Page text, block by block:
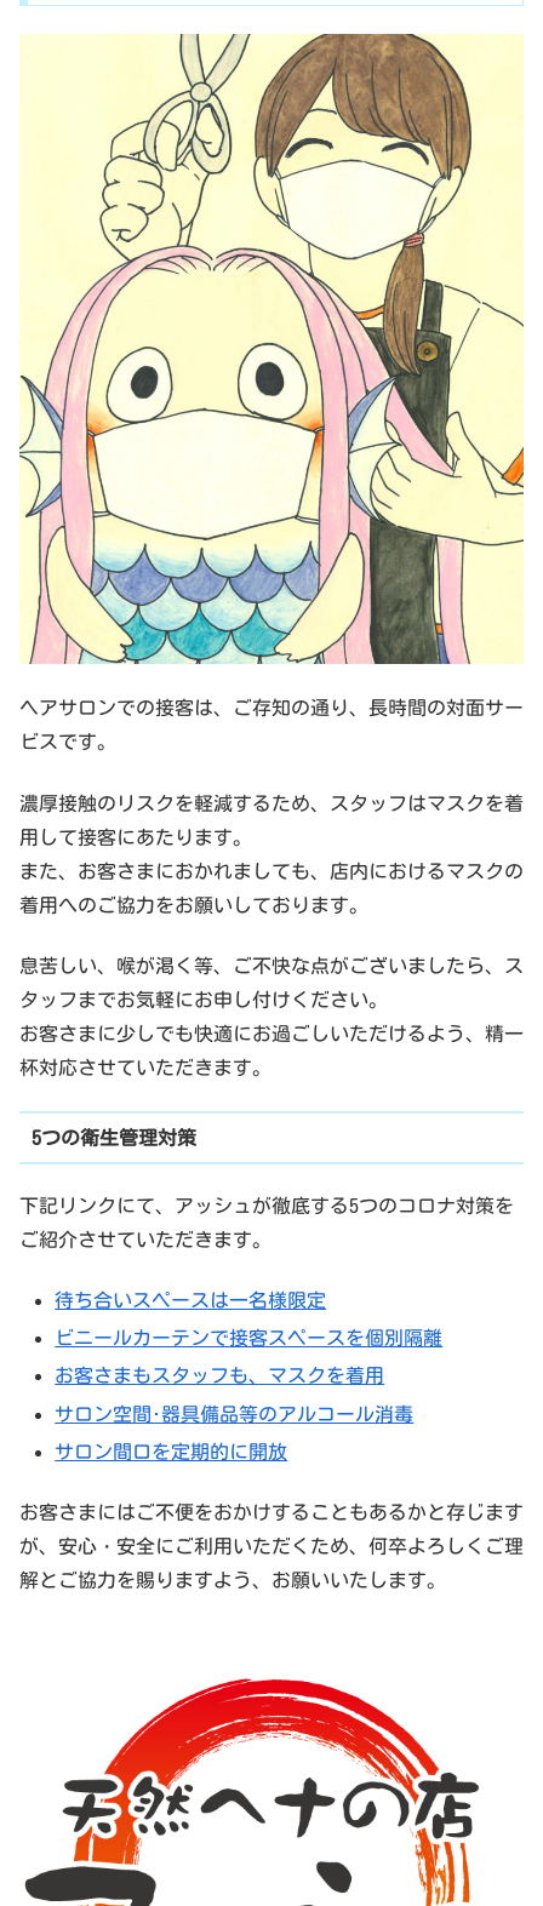
ヘアサロンでの接客は、ご存知の通り、長時間の対面サー
ビスです。
濃厚接触のリスクを軽減するため、スタッフはマスクを着
用して接客にあたります。
また、お客さまにおかれましても、店内におけるマスクの
着用へのご協力をお願いしております。
息苦しい、喉が渇く等、ご不快な点がございましたら、ス
タッフまでお気軽にお申し付けください。
お客さまに少しでも快適にお過ごしいただけるよう、精一
杯対応させていただきます。
5つの衛生管理対策
下記リンクにて、アッシュが徹底する5つのコロナ対策を
ご紹介させていただきます。
待ち合いスペースは一名様限定
ビニールカーテンで接客スペースを個別隔離
お客さまもスタッフも、マスクを着用
サロン空間･器具備品等のアルコール消毒
サロン間口を定期的に開放
お客さまにはご不便をおかけすることもあるかと存じます
が、安心・安全にご利用いただくため、何卒よろしくご理
解とご協力を賜りますよう、お願いいたします。